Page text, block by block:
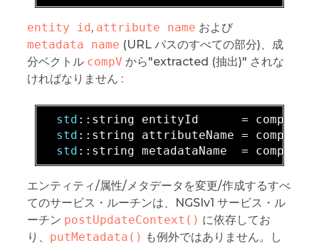
entity id, attribute name および
metadata name (URL パスのすべての部分)、成
分ベクトル compV から"extracted (抽出)" されな
ければなりません :
std : :string entityId      = compV[
std : :string attributeName = compV[
std : :string metadataName  = compV[
エンティティ/属性/メタデータを変更/作成するすべ
てのサービス・ルーチンは、NGSIv1 サービス・ル
ーチン postUpdateContext() に依存してお
り、 putMetadata() も例外ではありません。し